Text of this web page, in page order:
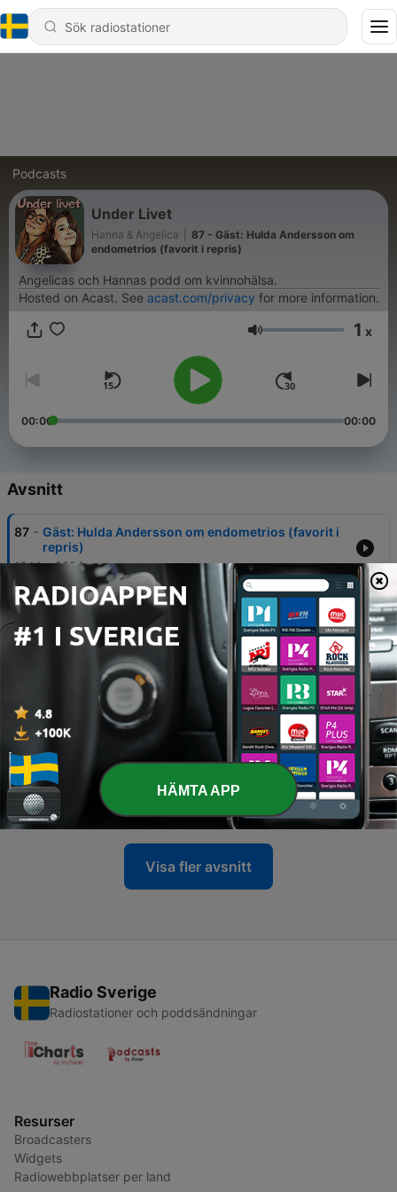
Podcasts
Under Livet
Hanna & Angelica
87 - Gäst: Hulda Andersson om
endometrios (favorit i repris)
Angelicas och Hannas podd om kvinnohälsa.
Hosted on Acast. See acast.com/privacy for more information.
Volym 1 x
00:00 00:00
Avsnitt
87 - Gäst: Hulda Andersson om endometrios (favorit i
repris)
13 Mar 2024
86 - Gäst: endometriosdoktorn Anna-Sofia Melin
27 Feb 2024
Vad som hänt sedan sist - del 2
84 - Vad som hänt sedan sist - del 1
83 - Vi mår inte så bra
05 Dec 2023
Visa fler avsnitt
Radio Sverige
Radiostationer och poddsändningar
Resurser
Broadcasters
Widgets
Radiowebbplatser per land
HÄMTA APP